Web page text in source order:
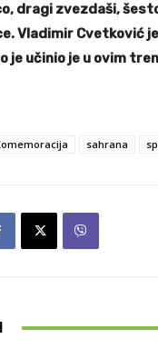
dragi zvezdaši,
Vladimir Cvetković
je učinio je u ovim
sahrana